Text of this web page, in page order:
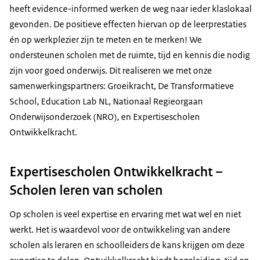
heeft evidence-informed werken de weg naar ieder klaslokaal
gevonden. De positieve effecten hiervan op de leerprestaties
én op werkplezier zijn te meten en te merken! We
ondersteunen scholen met de ruimte, tijd en kennis die nodig
zijn voor goed onderwijs. Dit realiseren we met onze
samenwerkingspartners: Groeikracht, De Transformatieve
School, Education Lab NL, Nationaal Regieorgaan
Onderwijsonderzoek (NRO), en Expertisescholen
Ontwikkelkracht.
Expertisescholen Ontwikkelkracht –
Scholen leren van scholen
Op scholen is veel expertise en ervaring met wat wel en niet
werkt. Het is waardevol voor de ontwikkeling van andere
scholen als leraren en schoolleiders de kans krijgen om deze